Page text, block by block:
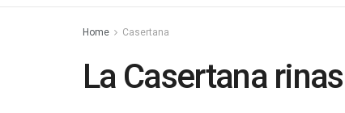
Home Casertana
La Casertana